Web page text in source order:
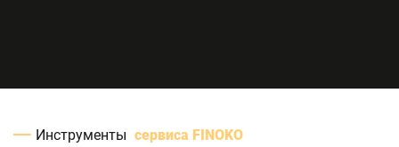
Инструменты сервиса FINOKO